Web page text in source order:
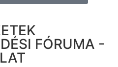
FÓRUMA -